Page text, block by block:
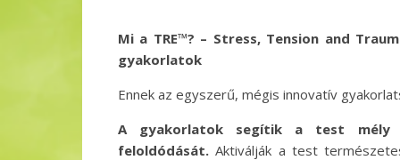
Mi a TRE™? – Stress, Tension and
gyakorlatok
Ennek az egyszerű, mégis innovatív
A gyakorlatok segítik a test mély
feloldódását.Aktiválják a test